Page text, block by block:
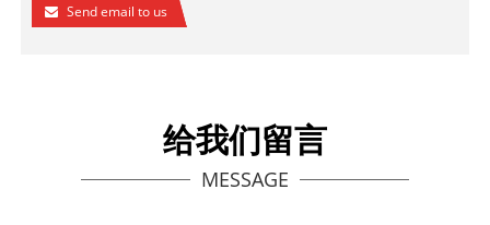
Send email to us
给我们留言
MESSAGE